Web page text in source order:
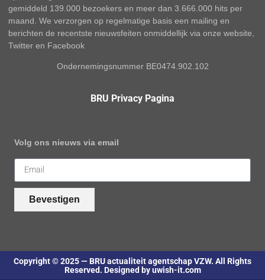
gemiddeld 139.000 bezoekers en meer dan 3.666.000 hits per
maand. We verzorgen op regelmatige basis een mailing en
berichten de recentste nieuwsfeiten onmiddellijk via onze website,
Twitter en Facebook
Ondernemingsnummer BE0474.902.102
BRU Privacy Pagina
Volg ons nieuws via email
Bevestigen
Copyright © 2025 — BRU actualiteit agentschap VZW. All Rights
Reserved. Designed by uwish-it.com